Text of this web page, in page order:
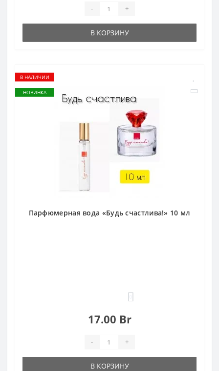
- +
В КОРЗИНУ
В НАЛИЧИИ
НОВИНКА
Парфюмерная вода «Будь счастлива!» 10 мл
17.00 Br
- +
В КОРЗИНУ